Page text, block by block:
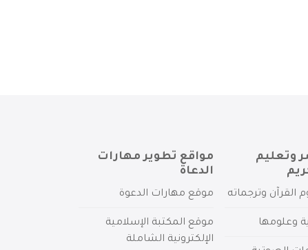
وتعليم
القرآن وترجماته
وعلومها
مواقع تطوير مهارات
الدعاة
موقع مهارات الدعوة
موقع المكتبة الإسلامية
الإلكترونية الشاملة